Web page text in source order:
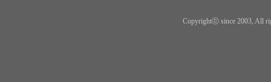
Copyrightⓒ since 2003, All